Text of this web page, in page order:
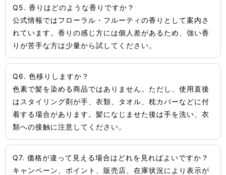
Q5. 香りはどのような香りですか？
公式情報ではフローラル・フルーティの香りとして案内さ
れています。香りの感じ方には個人差があるため、強い香
りが苦手な方は少量から試してください。
Q6. 色移りしますか？
色素で髪を染める商品ではありません。ただし、使用直後
はスタイリング剤が手、衣類、タオル、枕カバーなどに付
着する場合があります。髪になじませた後は手を洗い、衣
類への接触に注意してください。
Q7. 価格が違って見える場合はどれを見ればよいですか？
キャンペーン、ポイント、販売店、在庫状況により表示が